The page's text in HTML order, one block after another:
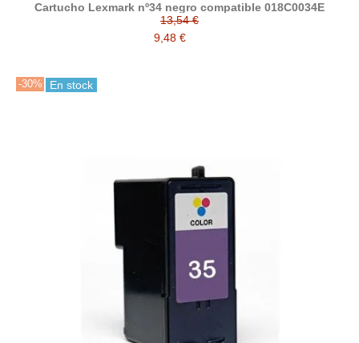
Cartucho Lexmark nº34 negro compatible 018C0034E
13,54 €
9,48 €
-30% En stock